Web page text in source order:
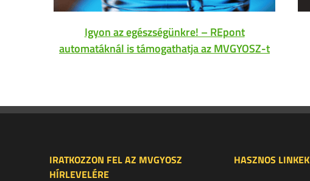
Igyon az egészségünkre! – REpont
automatáknál is támogathatja az MVGYOSZ-t
IRATKOZZON FEL AZ MVGYOSZ
HÍRLEVELÉRE
HASZNOS LINKEK